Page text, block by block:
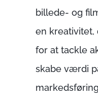
billede- og
en
for at tackle
skabe værdi